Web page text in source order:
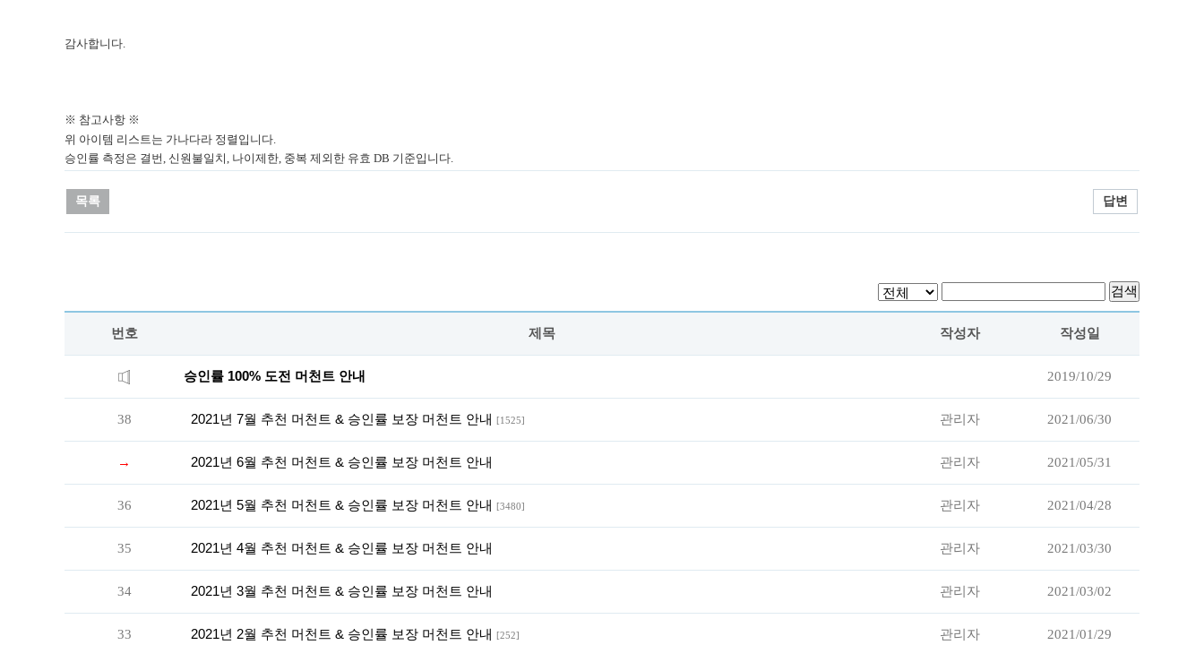
목록 답변
번호 제목 작성자 작성일
승인률 100% 도전 머천트 안내 2019/10/29
38 2021년 7월 추천 머천트 & 승인률 보장 머천트 안내 [1525] 관리자 2021/06/30
→ 2021년 6월 추천 머천트 & 승인률 보장 머천트 안내 관리자 2021/05/31
36 2021년 5월 추천 머천트 & 승인률 보장 머천트 안내 [3480] 관리자 2021/04/28
35 2021년 4월 추천 머천트 & 승인률 보장 머천트 안내 관리자 2021/03/30
34 2021년 3월 추천 머천트 & 승인률 보장 머천트 안내 관리자 2021/03/02
33 2021년 2월 추천 머천트 & 승인률 보장 머천트 안내 [252] 관리자 2021/01/29